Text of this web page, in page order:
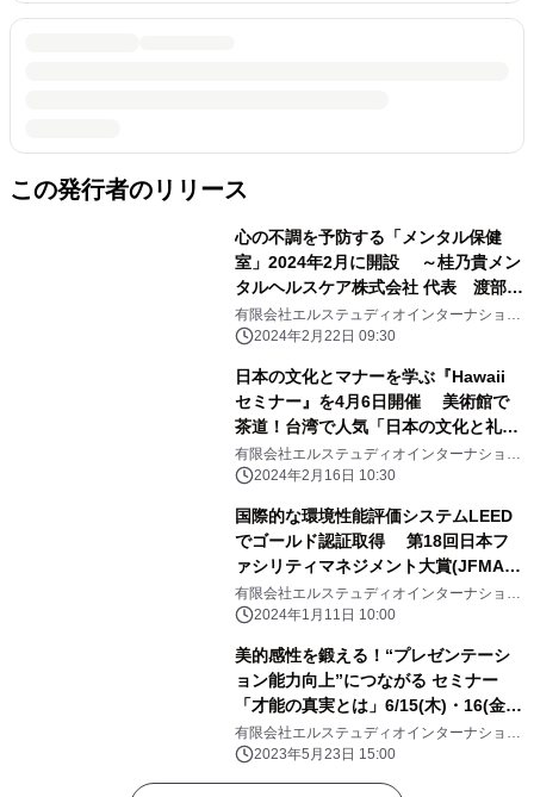
この発行者のリリース
心の不調を予防する「メンタル保健
室」2024年2月に開設 ～桂乃貴メン
タルヘルスケア株式会社 代表 渡部貴
子氏～
有限会社エルステュディオインターナショナ
ル 2024年2月22日 09:30
日本の文化とマナーを学ぶ『Hawaii
セミナー』を4月6日開催 美術館で
茶道！台湾で人気「日本の文化と礼
法」ハワイへ躍進 ～台北楊三郎美術
館館長・ノリコマナーズ代表 村越の
有限会社エルステュディオインターナショナ
ル 2024年2月16日 10:30
国際的な環境性能評価システムLEED
でゴールド認証取得 第18回日本フ
ァシリティマネジメント大賞(JFMA
賞)奨励賞受賞 人・環境に優しい居
住空間実現へ ビルmo(代表 吉田賀
有限会社エルステュディオインターナショナ
ル 2024年1月11日 10:00
美的感性を鍛える！“プレゼンテーシ
ョン能力向上”につながる セミナー
「才能の真実とは」6/15(木)・16(金)
に開催
有限会社エルステュディオインターナショナ
ル 2023年5月23日 15:00